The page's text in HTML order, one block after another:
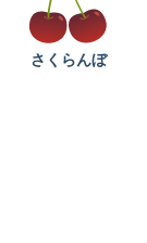
さくらんぼ